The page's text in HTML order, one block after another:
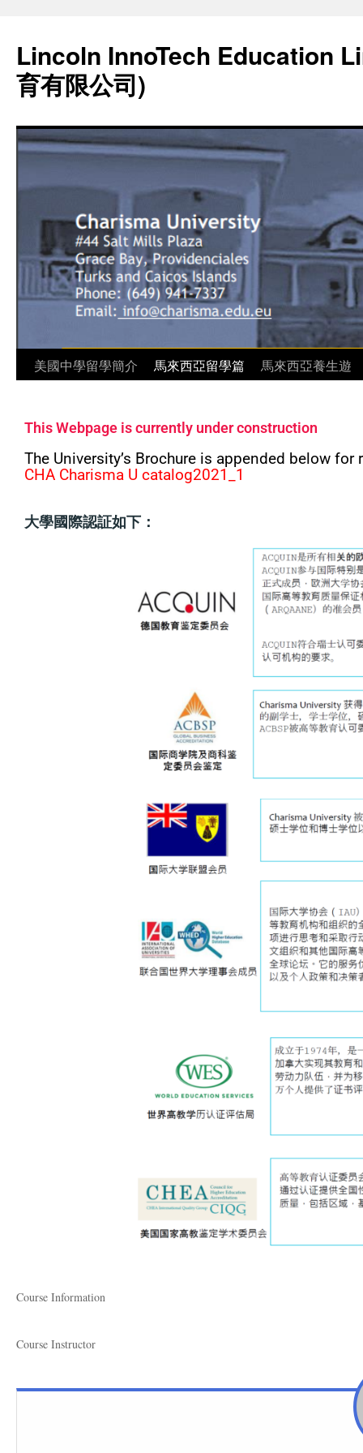
Lincoln InnoTech Education
育有限公司)
美國中學留學簡介 馬來西亞留學篇 馬來西亞養生遊
This Webpage is currently under construction
The University’s Brochure is appended below for
CHA Charisma U catalog2021_1
大學國際認証如下：
Course Information
Course Instructor